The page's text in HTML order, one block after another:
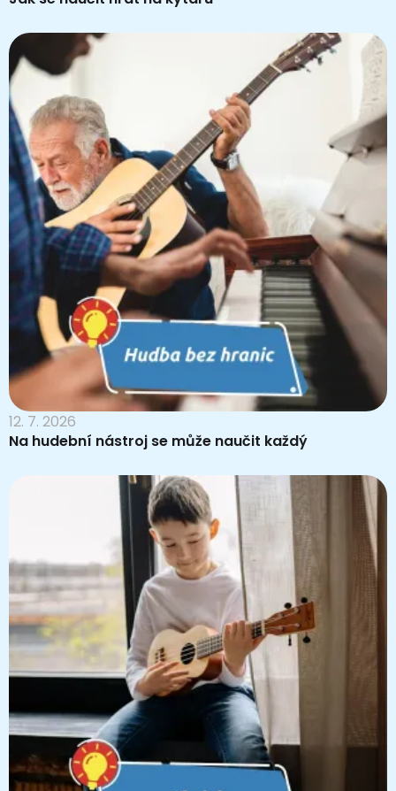
12. 7. 2026
Na hudební nástroj se může naučit každý